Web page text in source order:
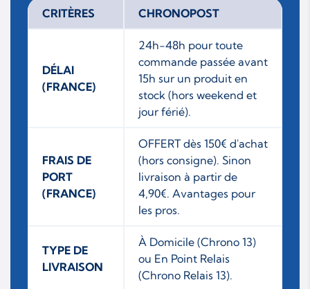
CRITÈRES CHRONOPOST
DÉLAI
(FRANCE)
24h-48h pour toute
commande passée avant
15h sur un produit en
stock (hors weekend et
jour férié).
FRAIS DE
PORT
(FRANCE)
OFFERT dès 150€ d'achat
(hors consigne). Sinon
livraison à partir de
4,90€. Avantages pour
les pros.
TYPE DE
LIVRAISON
À Domicile (Chrono 13)
ou En Point Relais
(Chrono Relais 13).